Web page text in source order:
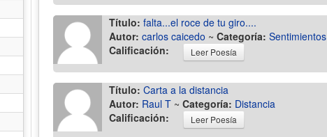
Título: falta...el roce de tu giro....
Autor: carlos caicedo ~ Categoría: Sentimientos
Calificación:
Leer Poesía
Título: Carta a la distancia
Autor: Raul T ~ Categoría: Distancia
Calificación:
Leer Poesía